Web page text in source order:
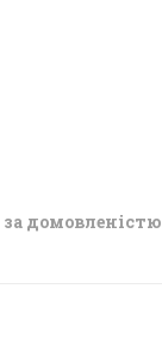
за домовленістю